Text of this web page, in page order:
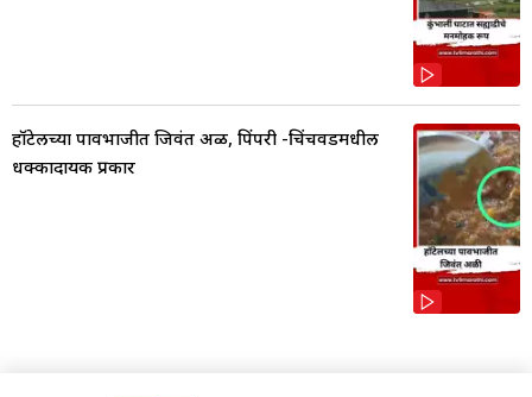
हॉटेलच्या पावभाजीत जिवंत अळी, पिंपरी -चिंचवडमधील
धक्कादायक प्रकार